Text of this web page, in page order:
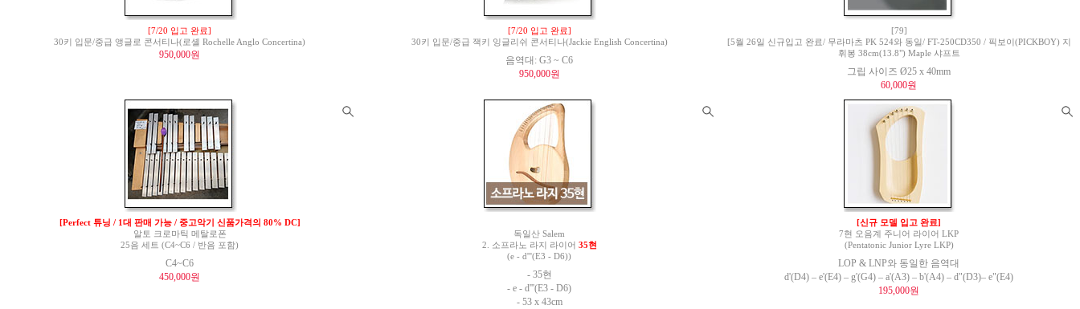
[7/20 입고 완료]
30키 입문/중급 앵글로 콘서티나(로셸 Rochelle Anglo Concertina)
950,000원
[7/20 입고 완료]
30키 입문/중급 잭키 잉글리쉬 콘서티나(Jackie English Concertina)
음역대: G3 ~ C6
950,000원
[79]
[5월 26일 신규입고 완료/ 무라마츠 PK 524와 동일/ FT-250CD350 / 픽보이(PICKBOY) 지
휘봉 38cm(13.8") Maple 샤프트
그립 사이즈 Ø25 x 40mm
60,000원
[Perfect 튜닝 / 1대 판매 가능 / 중고악기 신품가격의 80% DC]
알토 크로마틱 메탈로폰
25음 세트 (C4~C6 / 반음 포함)
C4~C6
450,000원
독일산 Salem
2. 소프라노 라지 라이어 35현
(e - d'''(E3 - D6))
- 35현
- e - d'''(E3 - D6)
- 53 x 43cm
[신규 모델 입고 완료]
7현 오음계 주니어 라이어 LKP
(Pentatonic Junior Lyre LKP)
LOP & LNP와 동일한 음역대
d'(D4) – e'(E4) – g'(G4) – a'(A3) – b'(A4) – d"(D3)– e"(E4)
195,000원